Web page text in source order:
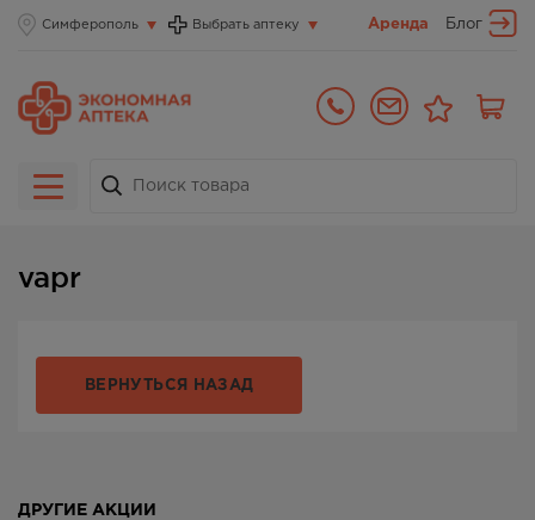
Симферополь Выбрать аптеку Аренда Блог
vapr
ВЕРНУТЬСЯ НАЗАД
ДРУГИЕ АКЦИИ